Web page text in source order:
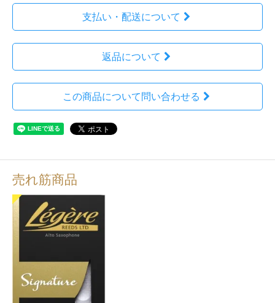
支払い・配送について
返品について
この商品について問い合わせる
売れ筋商品